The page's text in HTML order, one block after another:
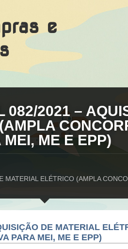
e
082/2021 –
ME E EPP)
ELÉTRICO (AMPLA
DE MATERIAL
PARA MEI, ME E EPP)